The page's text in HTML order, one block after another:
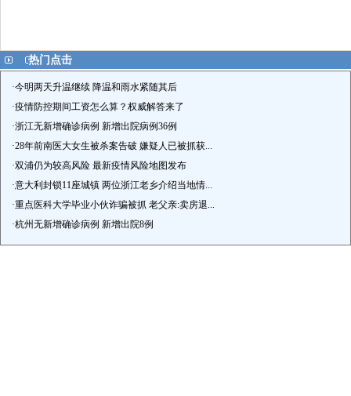
热门点击
·今明两天升温继续 降温和雨水紧随其后
·疫情防控期间工资怎么算？权威解答来了
·浙江无新增确诊病例 新增出院病例36例
·28年前南医大女生被杀案告破 嫌疑人已被抓获...
·双浦仍为较高风险 最新疫情风险地图发布
·意大利封锁11座城镇 两位浙江老乡介绍当地情...
·重点医科大学毕业小伙诈骗被抓 老父亲:卖房退...
·杭州无新增确诊病例 新增出院8例